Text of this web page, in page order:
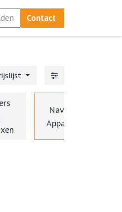
Contact
Navigatie
Apparatuur